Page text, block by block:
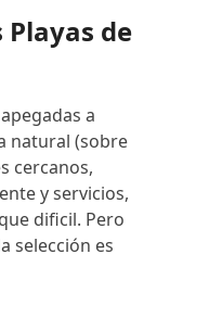
Playas de
a
natural (sobre
cercanos,
y servicios,
dificil. Pero
selección es